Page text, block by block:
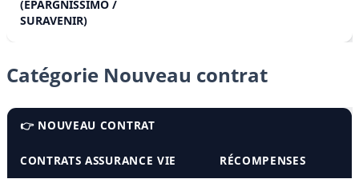
(EPARGNISSIMO /
SURAVENIR)
Catégorie Nouveau contrat
👉 NOUVEAU CONTRAT
CONTRATS ASSURANCE VIE RÉCOMPENSES